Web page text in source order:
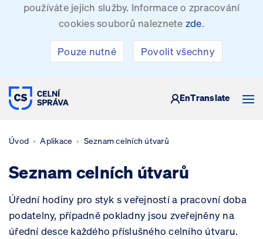
používáte jejich služby. Informace o zpracování
cookies souborů naleznete zde.
Pouze nutné Povolit všechny
CELNÍ SPRÁVA ČESKÉ REPUBLIKY
EnTranslate
Úvod Aplikace Seznam celních útvarů
Seznam celních útvarů
Úřední hodiny pro styk s veřejností a pracovní doba
podatelny, případně pokladny jsou zveřejněny na
úřední desce každého příslušného celního útvaru.